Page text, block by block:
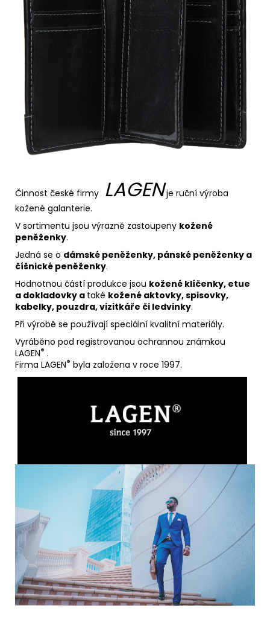
Činnost české firmy LAGEN je ruční výroba
kožené galanterie.
V sortimentu jsou výrazně zastoupeny kožené
peněženky.
Jedná se o dámské peněženky, pánské peněženky a
číšnické peněženky.
Hodnotnou částí produkce jsou kožené klíčenky, etue
a dokladovky a také kožené aktovky, spisovky,
kabelky, pouzdra, vizitkáře či ledvinky.
Při výrobě se používají speciální kvalitní materiály.
Vyráběno pod registrovanou ochrannou známkou
LAGEN® .
Firma LAGEN® byla založena v roce 1997.